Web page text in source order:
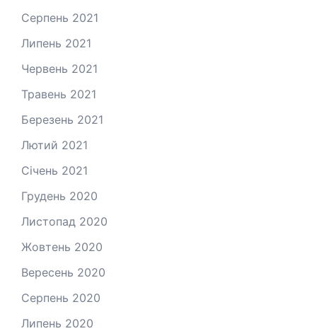
Серпень 2021
Липень 2021
Червень 2021
Травень 2021
Березень 2021
Лютий 2021
Січень 2021
Грудень 2020
Листопад 2020
Жовтень 2020
Вересень 2020
Серпень 2020
Липень 2020